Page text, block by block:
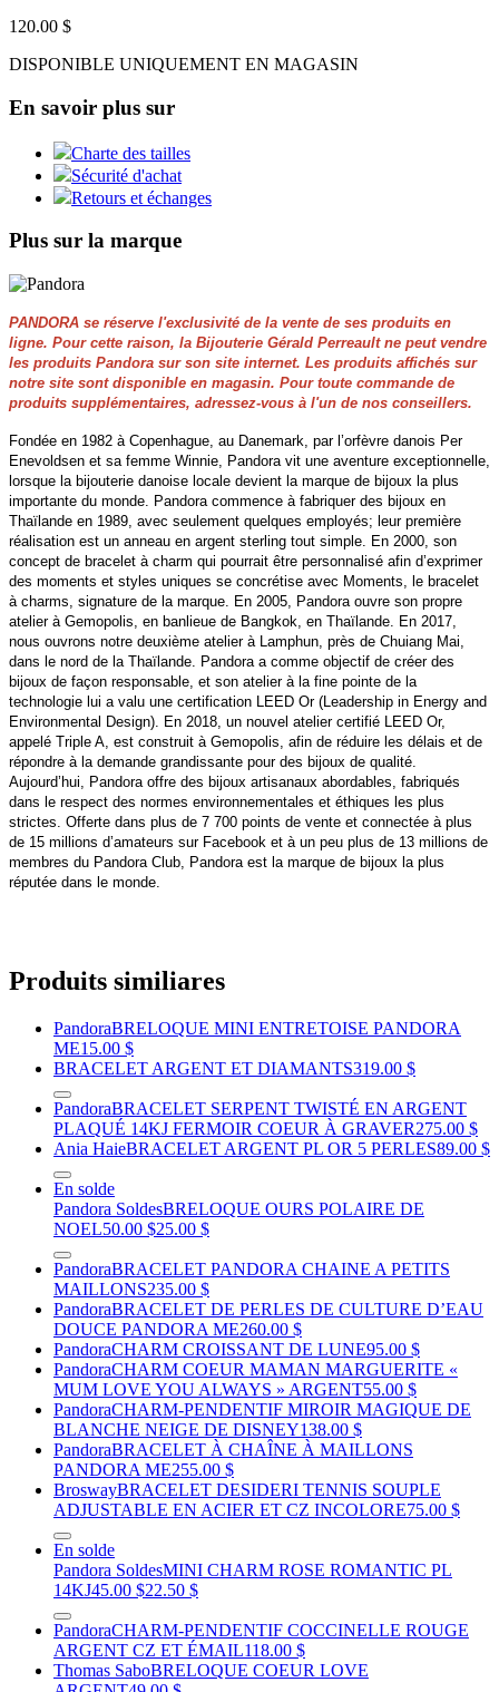
120.00 $
DISPONIBLE UNIQUEMENT EN MAGASIN
En savoir plus sur
Charte des tailles
Sécurité d'achat
Retours et échanges
Plus sur la marque
PANDORA se réserve l'exclusivité de la vente de ses produits en
ligne. Pour cette raison, la Bijouterie Gérald Perreault ne peut vendre
les produits Pandora sur son site internet. Les produits affichés sur
notre site sont disponible en magasin. Pour toute commande de
produits supplémentaires, adressez-vous à l'un de nos conseillers.
Fondée en 1982 à Copenhague, au Danemark, par l’orfèvre danois Per
Enevoldsen et sa femme Winnie, Pandora vit une aventure exceptionnelle,
lorsque la bijouterie danoise locale devient la marque de bijoux la plus
importante du monde. Pandora commence à fabriquer des bijoux en
Thaïlande en 1989, avec seulement quelques employés; leur première
réalisation est un anneau en argent sterling tout simple. En 2000, son
concept de bracelet à charm qui pourrait être personnalisé afin d’exprimer
des moments et styles uniques se concrétise avec Moments, le bracelet
à charms, signature de la marque. En 2005, Pandora ouvre son propre
atelier à Gemopolis, en banlieue de Bangkok, en Thaïlande. En 2017,
nous ouvrons notre deuxième atelier à Lamphun, près de Chuiang Mai,
dans le nord de la Thaïlande. Pandora a comme objectif de créer des
bijoux de façon responsable, et son atelier à la fine pointe de la
technologie lui a valu une certification LEED Or (Leadership in Energy and
Environmental Design). En 2018, un nouvel atelier certifié LEED Or,
appelé Triple A, est construit à Gemopolis, afin de réduire les délais et de
répondre à la demande grandissante pour des bijoux de qualité.
Aujourd’hui, Pandora offre des bijoux artisanaux abordables, fabriqués
dans le respect des normes environnementales et éthiques les plus
strictes. Offerte dans plus de 7 700 points de vente et connectée à plus
de 15 millions d’amateurs sur Facebook et à un peu plus de 13 millions de
membres du Pandora Club, Pandora est la marque de bijoux la plus
réputée dans le monde.
Produits similiares
PandoraBRELOQUE MINI ENTRETOISE PANDORA
ME15.00 $
BRACELET ARGENT ET DIAMANTS319.00 $
PandoraBRACELET SERPENT TWISTÉ EN ARGENT
PLAQUÉ 14KJ FERMOIR COEUR À GRAVER275.00 $
Ania HaieBRACELET ARGENT PL OR 5 PERLES89.00 $
En solde
Pandora SoldesBRELOQUE OURS POLAIRE DE
NOEL50.00 $25.00 $
PandoraBRACELET PANDORA CHAINE A PETITS
MAILLONS235.00 $
PandoraBRACELET DE PERLES DE CULTURE D’EAU
DOUCE PANDORA ME260.00 $
PandoraCHARM CROISSANT DE LUNE95.00 $
PandoraCHARM COEUR MAMAN MARGUERITE «
MUM LOVE YOU ALWAYS » ARGENT55.00 $
PandoraCHARM-PENDENTIF MIROIR MAGIQUE DE
BLANCHE NEIGE DE DISNEY138.00 $
PandoraBRACELET À CHAÎNE À MAILLONS
PANDORA ME255.00 $
BroswayBRACELET DESIDERI TENNIS SOUPLE
ADJUSTABLE EN ACIER ET CZ INCOLORE75.00 $
En solde
Pandora SoldesMINI CHARM ROSE ROMANTIC PL
14KJ45.00 $22.50 $
PandoraCHARM-PENDENTIF COCCINELLE ROUGE
ARGENT CZ ET ÉMAIL118.00 $
Thomas SaboBRELOQUE COEUR LOVE